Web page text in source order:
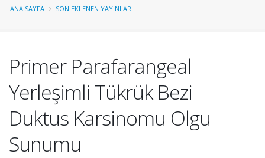
ANA SAYFA SON EKLENEN YAYINLAR
Primer Parafarangeal
Yerleşimli Tükrük Bezi
Duktus Karsinomu Olgu
Sunumu